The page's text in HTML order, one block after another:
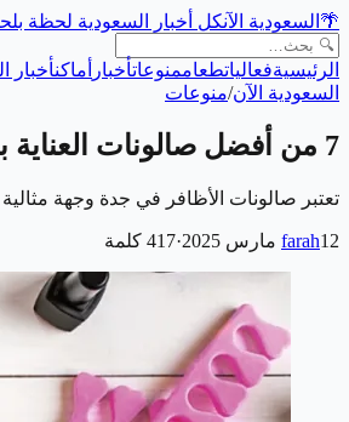
🌴 السعودية الآنكل أخبار السعودية لحظة
الرئيسيةفعالياتطعاممنوعاتأخبار أماكنأخبار
السعودية الآن/منوعات
7 من أفضل صالونات العناية بالأظافر في جدة
تعتبر صالونات الأظافر في جدة وجهة
farah12 مارس 2025 ·
417 كلمة